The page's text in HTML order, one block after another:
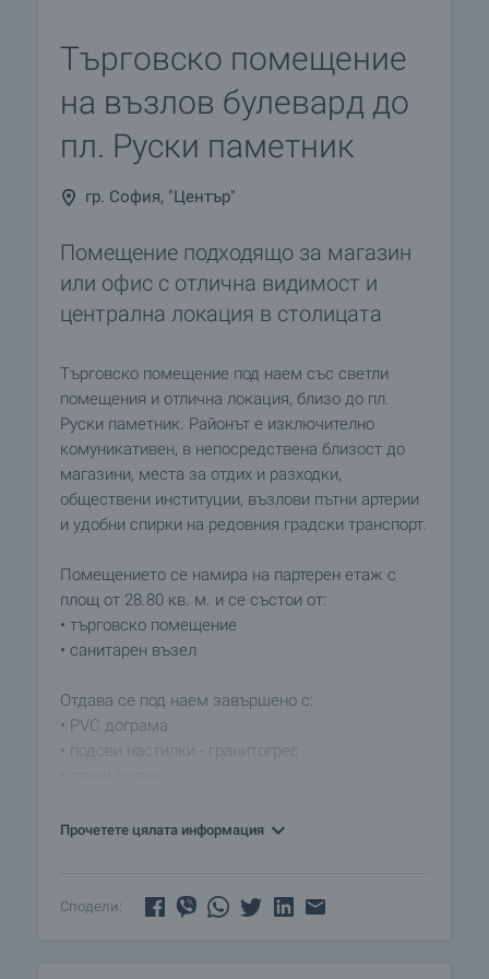
Търговско помещение
на възлов булевард до
пл. Руски паметник
гр. София, "Център"
Помещение подходящо за магазин
или офис с отлична видимост и
централна локация в столицата
Търговско помещение под наем със светли
помещения и отлична локация, близо до пл.
Руски паметник. Районът е изключително
комуникативен, в непосредствена близост до
магазини, места за отдих и разходки,
обществени институции, възлови пътни артерии
и удобни спирки на редовния градски транспорт.
Помещението се намира на партерен етаж с
площ от 28.80 кв. м. и се състои от:
• търговско помещение
• санитарен възел
Отдава се под наем завършено с:
• PVC дограма
• подови настилки - гранитогрес
• окачен таван с осветителни тела
Това е отлично помещение за вашия бизнес, на
Прочетете цялата информация
Сподели: